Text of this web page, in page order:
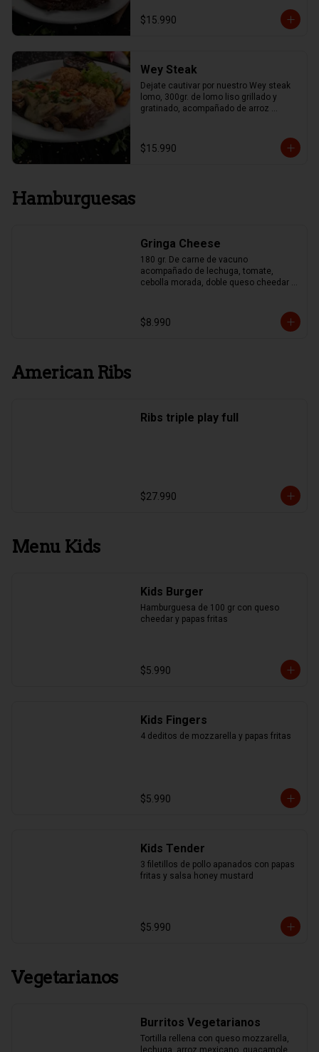
$15.990
Wey Steak
Dejate cautivar por nuestro Wey steak
lomo, 300gr. de lomo liso grillado y
gratinado, acompañado de arroz
$15.990
Hamburguesas
Gringa Cheese
180 gr. De carne de vacuno
acompañado de lechuga, tomate,
cebolla morada, doble queso cheedar y
$8.990
American Ribs
Ribs triple play full
$27.990
Menu Kids
Kids Burger
Hamburguesa de 100 gr con queso
cheedar y papas fritas
$5.990
Kids Fingers
4 deditos de mozzarella y papas fritas
$5.990
Kids Tender
3 filetillos de pollo apanados con papas
fritas y salsa honey mustard
$5.990
Vegetarianos
Burritos Vegetarianos
Tortilla rellena con queso mozzarella,
lechuga, arroz mexicano, guacamole,